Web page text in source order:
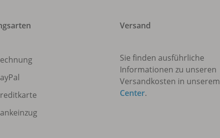
Versand
Sie finden ausführliche
Informationen zu unseren
Versandkosten in unserem
Center.